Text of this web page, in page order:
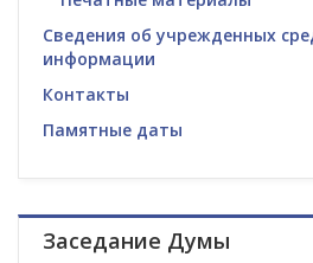
Сведения об учрежденных
информации
Контакты
Памятные даты
Заседание Думы